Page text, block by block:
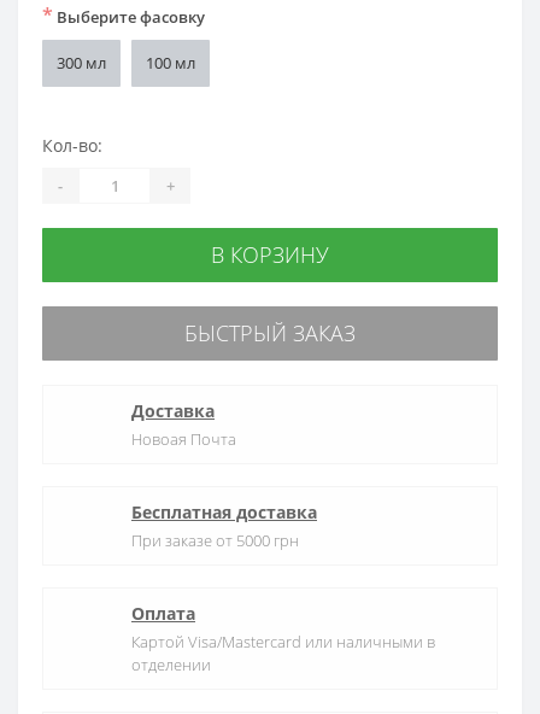
* Выберите фасовку
300 мл 100 мл
Кол-во:
- +
В КОРЗИНУ
БЫСТРЫЙ ЗАКАЗ
Доставка
Новоая Почта
Бесплатная доставка
При заказе от 5000 грн
Оплата
Картой Visa/Mastercard или наличными в
отделении